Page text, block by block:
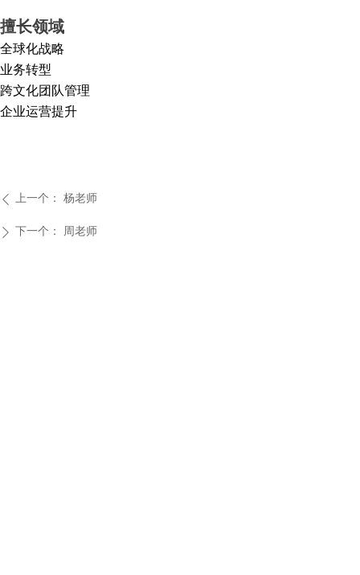
ꄴ 上一个： 杨老师
ꄲ 下一个： 周老师
擅长领域
全球化战略
业务转型
跨文化团队管理
企业运营提升